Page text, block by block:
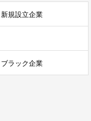
新規設立企業
ブラック企業